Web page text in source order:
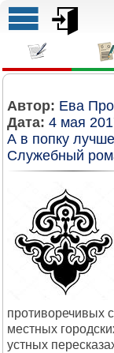
Автор: Ева
Дата: 4 мая
А в попку лучше
Служебный
противоречивых
местных
устных